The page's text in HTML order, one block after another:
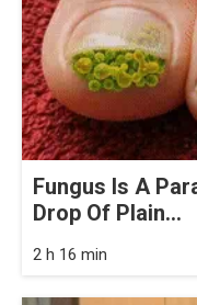
Fungus Is A
Drop Of Plain...
2 h 16 min